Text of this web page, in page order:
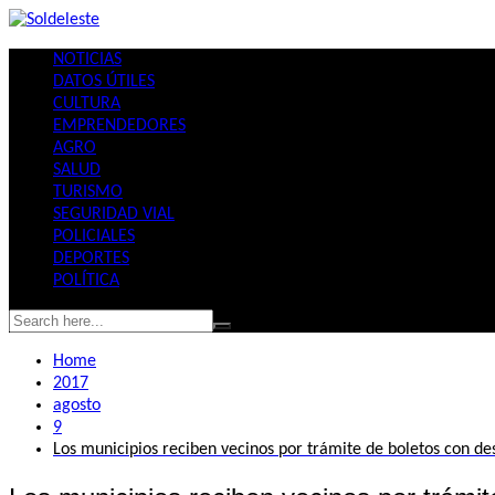
Skip
contentNOTICIAS
DATOS ÚTILES
CULTURA
EMPRENDEDORES
AGRO
SALUD
TURISMO
SEGURIDAD VIAL
POLICIALES
DEPORTES
POLÍTICA
Home
2017
agosto
9
Los municipios reciben vecinos por trámite de boletos con